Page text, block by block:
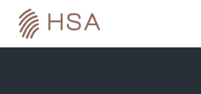
content